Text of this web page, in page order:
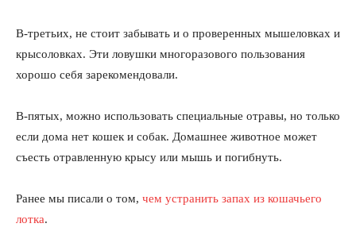
В-третьих, не стоит забывать и о проверенных мышеловках и
крысоловках. Эти ловушки многоразового пользования
хорошо себя зарекомендовали.
В-пятых, можно использовать специальные отравы, но только
если дома нет кошек и собак. Домашнее животное может
съесть отравленную крысу или мышь и погибнуть.
Ранее мы писали о том, чем устранить запах из кошачьего
лотка.